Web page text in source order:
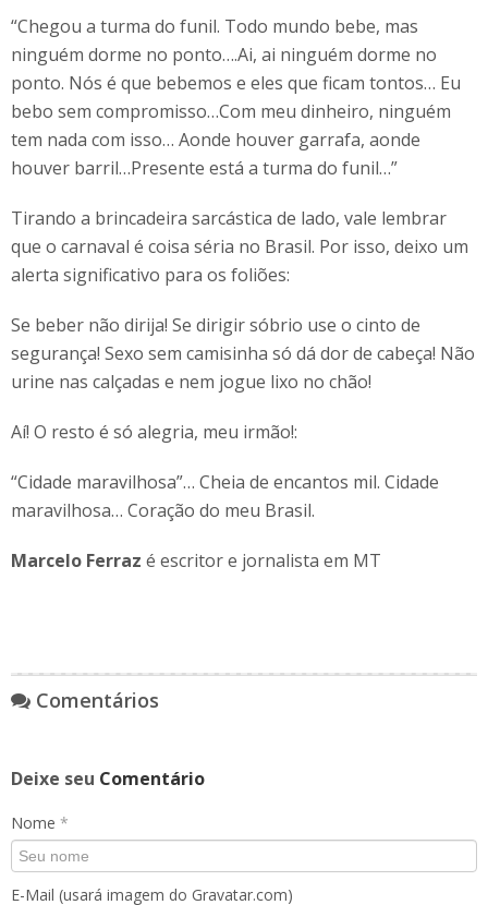
“Chegou a turma do funil. Todo mundo bebe, mas
ninguém dorme no ponto….Ai, ai ninguém dorme no
ponto. Nós é que bebemos e eles que ficam tontos… Eu
bebo sem compromisso…Com meu dinheiro, ninguém
tem nada com isso… Aonde houver garrafa, aonde
houver barril…Presente está a turma do funil…”
Tirando a brincadeira sarcástica de lado, vale lembrar
que o carnaval é coisa séria no Brasil. Por isso, deixo um
alerta significativo para os foliões:
Se beber não dirija! Se dirigir sóbrio use o cinto de
segurança! Sexo sem camisinha só dá dor de cabeça! Não
urine nas calçadas e nem jogue lixo no chão!
Aí! O resto é só alegria, meu irmão!:
“Cidade maravilhosa”… Cheia de encantos mil. Cidade
maravilhosa… Coração do meu Brasil.
Marcelo Ferraz é escritor e jornalista em MT
Comentários
Deixe seu Comentário
Nome *
E-Mail (usará imagem do Gravatar.com)